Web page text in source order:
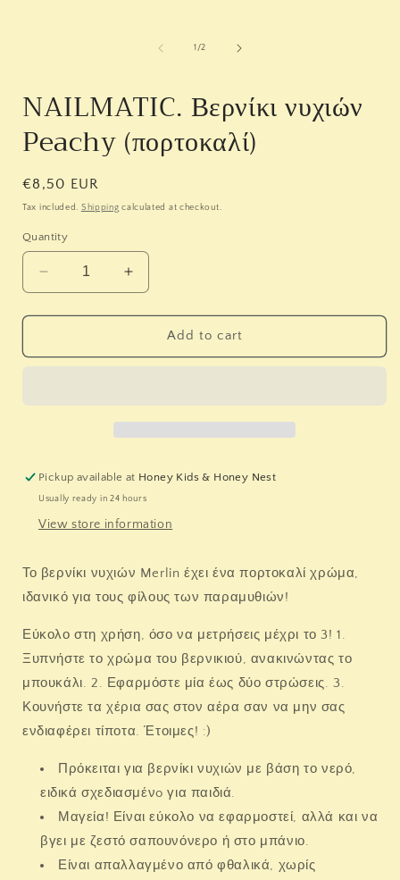
1/of
2
NAILMATIC. Βερνίκι νυχιών
Peachy (πορτοκαλί)
Regular
price
€8,50 EUR
Tax included. Shipping calculated at checkout.
Quantity
Decrease
quantity
for
Βερνίκι
Increase
quantity
for
NAILMATIC.
Βερνίκι
Add to cart
Pickup available at Honey Kids & Honey Nest
Usually ready in 24 hours
View store information
Το βερνίκι νυχιών Merlin έχει ένα πορτοκαλί χρώμα,
ιδανικό για τους φίλους των παραμυθιών!
Εύκολο στη χρήση, όσο να μετρήσεις μέχρι το 3! 1.
Ξυπνήστε το χρώμα του βερνικιού, ανακινώντας το
μπουκάλι. 2. Εφαρμόστε μία έως δύο στρώσεις. 3.
Κουνήστε τα χέρια σας στον αέρα σαν να μην σας
ενδιαφέρει τίποτα. Έτοιμες! :)
Πρόκειται για βερνίκι νυχιών με βάση το νερό,
ειδικά σχεδιασμένo για παιδιά.
Μαγεία! Είναι εύκολο να εφαρμοστεί, αλλά και να
βγει με ζεστό σαπουνόνερο ή στο μπάνιο.
Είναι απαλλαγμένο από φθαλικά, χωρίς